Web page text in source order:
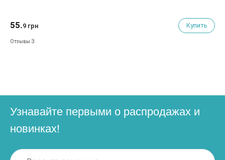
55.9 грн Купить
Отзывы 3
Узнавайте первыми о распродажах и
новинках!